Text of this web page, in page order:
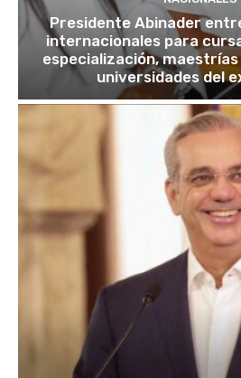
Presidente Abinader
internacionales para
especialización,
universidades del